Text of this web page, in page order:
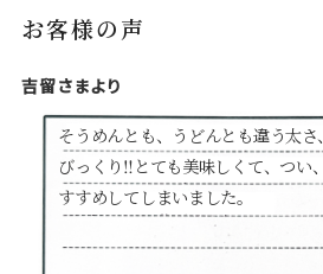
お客様の声
吉留さまより
そうめんとも、うどんとも違う太
びっくり‼とても美味しくて、つい
すすめしてしまいました。